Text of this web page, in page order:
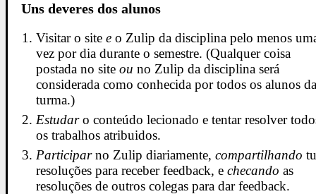
Uns deveres dos alunos
Visitar o sitee o Zulip da disciplina pelo menos
vez por dia durante o semestre. (Qualquer coisa
postada no siteou no Zulip da disciplina será
considerada como conhecida por todos os alunos
turma.)
Estudaro conteúdo lecionado e tentar resolver
os trabalhos atribuidos.
Participarno Zulip diariamente,compartilhando
resoluções para receber feedback, echecando as
resoluções de outros colegas para dar feedback.